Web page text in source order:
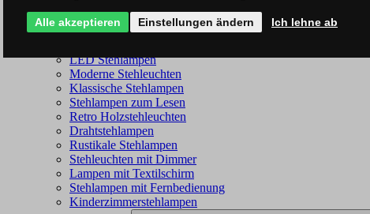
LED Stehlampen
Moderne Stehleuchten
Klassische Stehlampen
Stehlampen zum Lesen
Retro Holzstehleuchten
Drahtstehlampen
Rustikale Stehlampen
Stehleuchten mit Dimmer
Lampen mit Textilschirm
Stehlampen mit Fernbedienung
Kinderzimmerstehlampen
Alle akzeptieren Einstellungen ändern Ich lehne ab